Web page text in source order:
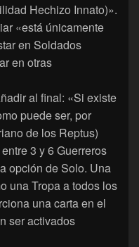
Hechizo Innato)».
«está únicamente
en Soldados
en otras
al final: «Si existe
puede ser, por
de los Reptus)
3 y 6 Guerreros
opción de Solo. Una
una Tropa a todos los
una carta en el
ser activados